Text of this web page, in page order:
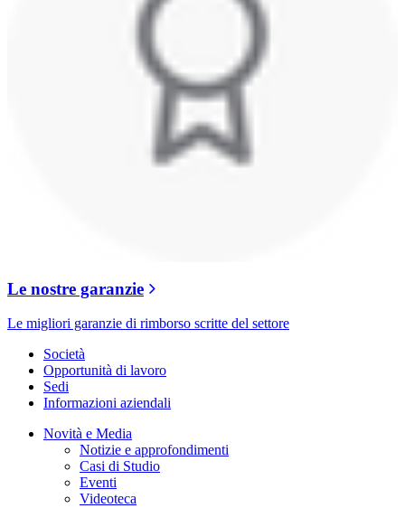
Le nostre garanzie
Le migliori garanzie di rimborso scritte del settore
Società
Opportunità di lavoro
Sedi
Informazioni aziendali
Novità e Media
Notizie e approfondimenti
Casi di Studio
Eventi
Videoteca